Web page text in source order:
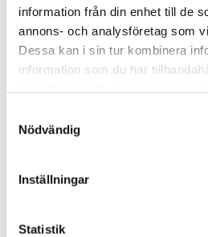
information från din enhet till de
annons- och analysföretag som
Dessa kan i sin tur kombinera
information som du har
Nödvändig
Inställningar
Statistik
Houtskär -
Här får du njuta av det